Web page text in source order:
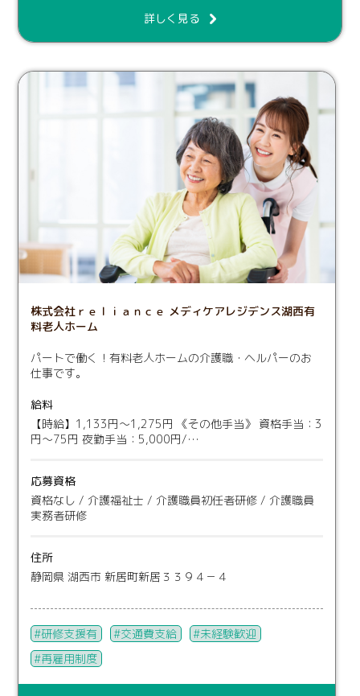
詳しく見る
株式会社ｒｅｌｉａｎｃｅ メディケアレジデンス湖西有
料老人ホーム
パートで働く！有料老人ホームの介護職・ヘルパーのお
仕事です。
給料
【時給】1,133円〜1,275円 《その他手当》 資格手当：3
円〜75円 夜勤手当：5,000円/…
応募資格
資格なし / 介護福祉士 / 介護職員初任者研修 / 介護職員
実務者研修
住所
静岡県 湖西市 新居町新居３３９４－４
研修支援有 交通費支給
未経験歓迎
再雇用制度